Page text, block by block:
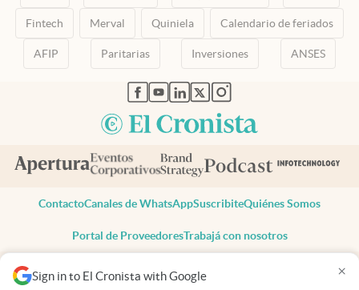
Sign in to El Cronista with Google ×
Fintech Merval Quiniela Calendario de feriados
AFIP Paritarias Inversiones ANSES
abre en nueva pestaña
abre en nueva pestaña
abre en nueva pestaña
abre en nueva pestaña
abre en nueva pestaña
ContactoCanales de WhatsAppSuscribiteQuiénes Somos
Portal de ProveedoresTrabajá con nosotros
Todos los derechos reservados